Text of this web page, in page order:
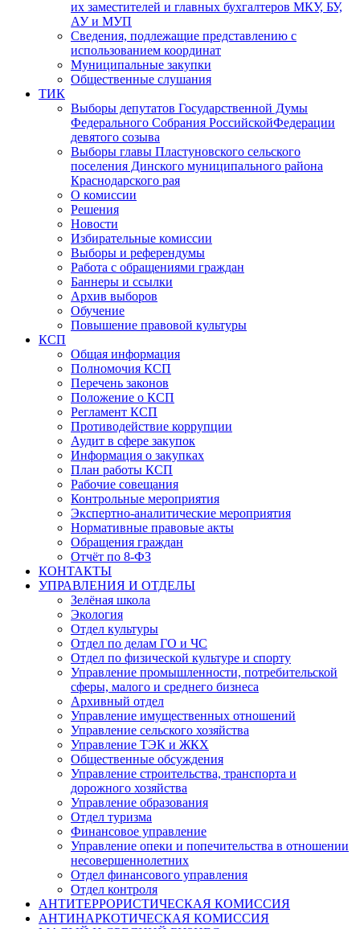
их заместителей и главных бухгалтеров МКУ, БУ,
АУ и МУП
Сведения, подлежащие представлению с
использованием координат
Муниципальные закупки
Общественные слушания
ТИК
Выборы депутатов Государственной Думы
Федерального Собрания РоссийскойФедерации
девятого созыва
Выборы главы Пластуновского сельского
поселения Динского муниципального района
Краснодарского рая
О комиссии
Решения
Новости
Избирательные комиссии
Выборы и референдумы
Работа с обращениями граждан
Баннеры и ссылки
Архив выборов
Обучение
Повышение правовой культуры
КСП
Общая информация
Полномочия КСП
Перечень законов
Положение о КСП
Регламент КСП
Противодействие коррупции
Аудит в сфере закупок
Информация о закупках
План работы КСП
Рабочие совещания
Контрольные мероприятия
Экспертно-аналитические мероприятия
Нормативные правовые акты
Обращения граждан
Отчёт по 8-ФЗ
КОНТАКТЫ
УПРАВЛЕНИЯ И ОТДЕЛЫ
Зелёная школа
Экология
Отдел культуры
Отдел по делам ГО и ЧС
Отдел по физической культуре и спорту
Управление промышленности, потребительской
сферы, малого и среднего бизнеса
Архивный отдел
Управление имущественных отношений
Управление сельского хозяйства
Управление ТЭК и ЖКХ
Общественные обсуждения
Управление строительства, транспорта и
дорожного хозяйства
Управление образования
Отдел туризма
Финансовое управление
Управление опеки и попечительства в отношении
несовершеннолетних
Отдел финансового управления
Отдел контроля
АНТИТЕРРОРИСТИЧЕСКАЯ КОМИССИЯ
АНТИНАРКОТИЧЕСКАЯ КОМИССИЯ